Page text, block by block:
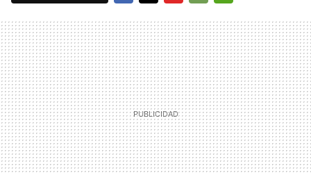
MAIL